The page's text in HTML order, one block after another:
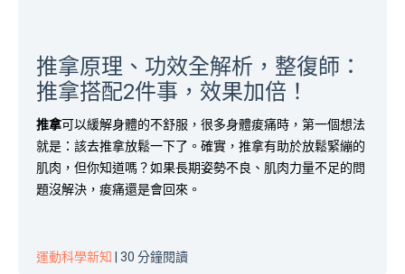
推拿原理、功效全解析，整復師：
推拿搭配2件事，效果加倍！
推拿可以緩解身體的不舒服，很多身體痠痛時，第一個想法
就是：該去推拿放鬆一下了。確實，推拿有助於放鬆緊繃的
肌肉， 但你知道嗎？如果長期姿勢不良、肌肉力量不足的問
題沒解決，痠痛還是會回來。
運動科學新知 | 30 分鐘閱讀